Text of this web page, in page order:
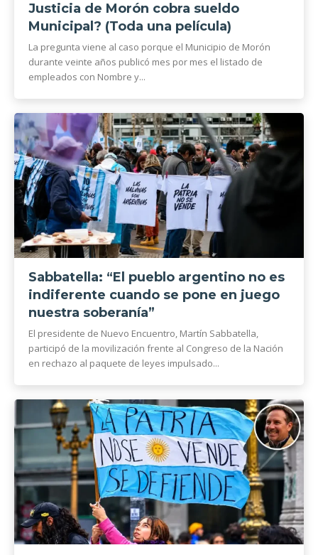
Justicia de Morón cobra sueldo
Municipal? (Toda una película)
La pregunta viene al caso porque el Municipio de Morón
durante veinte años publicó mes por mes el listado de
empleados con Nombre y...
Sabbatella: “El pueblo argentino no es
indiferente cuando se pone en juego
nuestra soberanía”
El presidente de Nuevo Encuentro, Martín Sabbatella,
participó de la movilización frente al Congreso de la Nación
en rechazo al paquete de leyes impulsado...